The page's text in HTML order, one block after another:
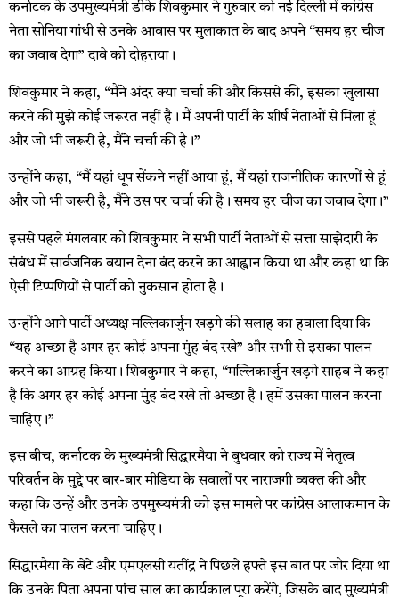
कर्नाटक के उपमुख्यमंत्री डीके शिवकुमार ने गुरुवार को नई दिल्ली में कांग्रेस
नेता सोनिया गांधी से उनके आवास पर मुलाकात के बाद अपने “समय हर चीज
का जवाब देगा” दावे को दोहराया।
शिवकुमार ने कहा, “मैंने अंदर क्या चर्चा की और किससे की, इसका खुलासा
करने की मुझे कोई जरूरत नहीं है। मैं अपनी पार्टी के शीर्ष नेताओं से मिला हूं
और जो भी जरूरी है, मैंने चर्चा की है।”
उन्होंने कहा, “मैं यहां धूप सेंकने नहीं आया हूं, मैं यहां राजनीतिक कारणों से हूं
और जो भी जरूरी है, मैंने उस पर चर्चा की है। समय हर चीज का जवाब देगा।”
इससे पहले मंगलवार को शिवकुमार ने सभी पार्टी नेताओं से सत्ता साझेदारी के
संबंध में सार्वजनिक बयान देना बंद करने का आह्वान किया था और कहा था कि
ऐसी टिप्पणियों से पार्टी को नुकसान होता है।
उन्होंने आगे पार्टी अध्यक्ष मल्लिकार्जुन खड़गे की सलाह का हवाला दिया कि
“यह अच्छा है अगर हर कोई अपना मुंह बंद रखे” और सभी से इसका पालन
करने का आग्रह किया। शिवकुमार ने कहा, “मल्लिकार्जुन खड़गे साहब ने कहा
है कि अगर हर कोई अपना मुंह बंद रखे तो अच्छा है। हमें उसका पालन करना
चाहिए।”
इस बीच, कर्नाटक के मुख्यमंत्री सिद्धारमैया ने बुधवार को राज्य में नेतृत्व
परिवर्तन के मुद्दे पर बार-बार मीडिया के सवालों पर नाराजगी व्यक्त की और
कहा कि उन्हें और उनके उपमुख्यमंत्री को इस मामले पर कांग्रेस आलाकमान के
फैसले का पालन करना चाहिए।
सिद्धारमैया के बेटे और एमएलसी यतींद्र ने पिछले हफ्ते इस बात पर जोर दिया था
कि उनके पिता अपना पांच साल का कार्यकाल पूरा करेंगे, जिसके बाद मुख्यमंत्री